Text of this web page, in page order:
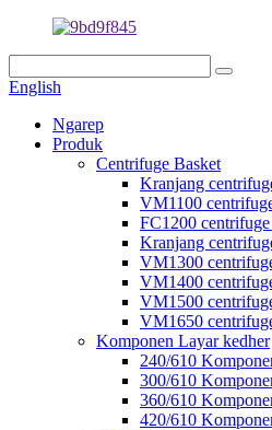
English
Ngarep
Produk
Centrifuge Basket
Kranjang
VM1100
FC1200 centrifuge
Kranjang
VM1300
VM1400
VM1500
VM1650
Komponen Layar kedher
240/610
300/610
360/610
420/610